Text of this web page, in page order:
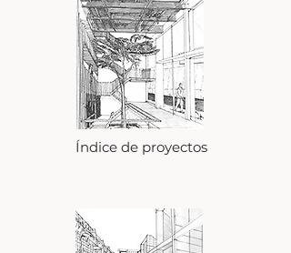
Índice de proyectos